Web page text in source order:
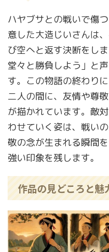
ハヤブサとの戦いで傷
意した大造じいさんは
び空へと返す決断をし
堂々と勝負しよう」と
す。この物語の終わり
二人の間に、友情や尊
が描かれています。敵
わせていく姿は、戦い
敬の念が生まれる瞬間
強い印象を残します。
作品の見どころと魅